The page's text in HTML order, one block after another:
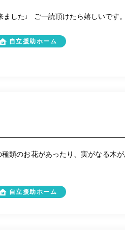
ました♩ ご一読頂けたら嬉しいです
自立援助ホーム
類のお花があったり、実がなる木
自立援助ホーム